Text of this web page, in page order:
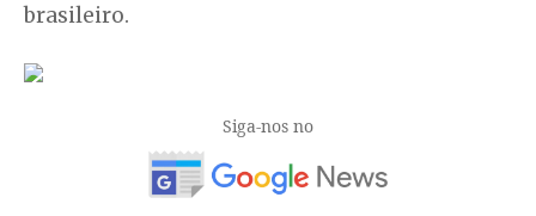
brasileiro.
Siga-nos no